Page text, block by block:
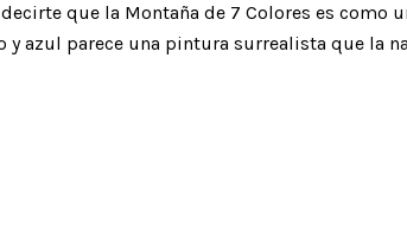
que la Montaña de 7 Colores es
azul parece una pintura surrealista que la